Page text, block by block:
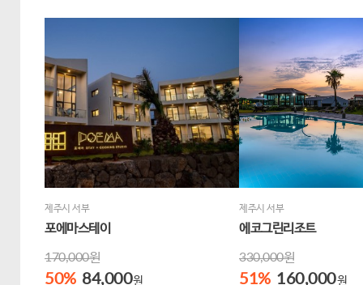
제주시 서부
포에마스테이
170,000원
50% 84,000원
제주시 서부
에코그린리조트
330,000원
51% 160,000원